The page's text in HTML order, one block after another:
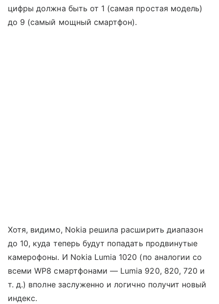
цифры должна быть от 1 (самая простая модель)
до 9 (самый мощный смартфон).
Хотя, видимо, Nokia решила расширить диапазон
до 10, куда теперь будут попадать продвинутые
камерофоны. И Nokia Lumia 1020 (по аналогии со
всеми WP8 смартфонами — Lumia 920, 820, 720 и
т. д.) вполне заслуженно и логично получит новый
индекс.